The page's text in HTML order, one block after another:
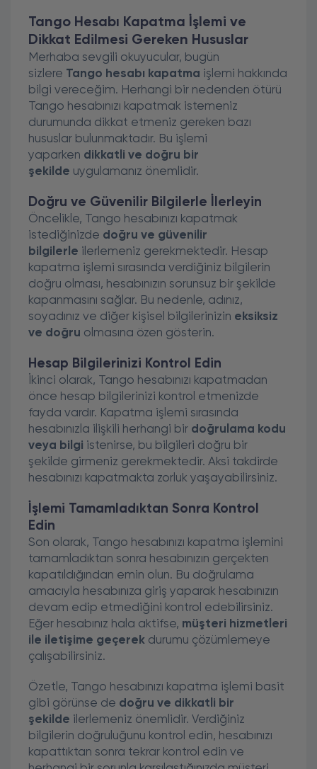
Tango Hesabı Kapatma İşlemi ve
Dikkat Edilmesi Gereken Hususlar
Merhaba sevgili okuyucular, bugün
sizlere Tango hesabı kapatma işlemi hakkında
bilgi vereceğim. Herhangi bir nedenden ötürü
Tango hesabınızı kapatmak istemeniz
durumunda dikkat etmeniz gereken bazı
hususlar bulunmaktadır. Bu işlemi
yaparken dikkatli ve doğru bir
şekilde uygulamanız önemlidir.
Doğru ve Güvenilir Bilgilerle İlerleyin
Öncelikle, Tango hesabınızı kapatmak
istediğinizde doğru ve güvenilir
bilgilerle ilerlemeniz gerekmektedir. Hesap
kapatma işlemi sırasında verdiğiniz bilgilerin
doğru olması, hesabınızın sorunsuz bir şekilde
kapanmasını sağlar. Bu nedenle, adınız,
soyadınız ve diğer kişisel bilgilerinizin eksiksiz
ve doğru olmasına özen gösterin.
Hesap Bilgilerinizi Kontrol Edin
İkinci olarak, Tango hesabınızı kapatmadan
önce hesap bilgilerinizi kontrol etmenizde
fayda vardır. Kapatma işlemi sırasında
hesabınızla ilişkili herhangi bir doğrulama kodu
veya bilgi istenirse, bu bilgileri doğru bir
şekilde girmeniz gerekmektedir. Aksi takdirde
hesabınızı kapatmakta zorluk yaşayabilirsiniz.
İşlemi Tamamladıktan Sonra Kontrol
Edin
Son olarak, Tango hesabınızı kapatma işlemini
tamamladıktan sonra hesabınızın gerçekten
kapatıldığından emin olun. Bu doğrulama
amacıyla hesabınıza giriş yaparak hesabınızın
devam edip etmediğini kontrol edebilirsiniz.
Eğer hesabınız hala aktifse, müşteri hizmetleri
ile iletişime geçerek durumu çözümlemeye
çalışabilirsiniz.
Özetle, Tango hesabınızı kapatma işlemi basit
gibi görünse de doğru ve dikkatli bir
şekilde ilerlemeniz önemlidir. Verdiğiniz
bilgilerin doğruluğunu kontrol edin, hesabınızı
kapattıktan sonra tekrar kontrol edin ve